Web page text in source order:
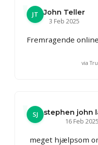
JT
John Teller
3 Feb 2025
Fremragende
via
SJ
stephen john
16 Feb 2025
meget hjælpsom